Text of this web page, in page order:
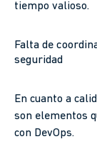
tiempo valioso.
Falta de
seguridad
En cuanto a
son elementos
con DevOps.